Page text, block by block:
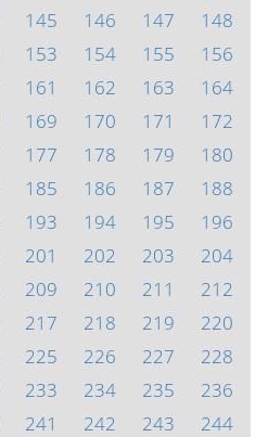
145 146 147
148
153 154 155
156
161 162 163
164
169 170 171
172
177 178 179
180
185 186 187
188
193 194 195
196
201 202 203
204
209 210 211
212
217 218 219
220
225 226 227
228
233 234 235
236
241 242 243
244